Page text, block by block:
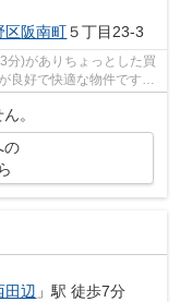
区阪南町５丁目23-3
分)がありちょっとした買
良好で快適な物件です！
。
の
田辺 」駅 徒歩7分